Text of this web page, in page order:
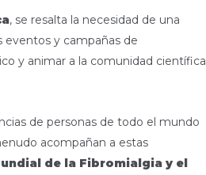
, se resalta la necesidad de una
eventos y campañas de
y animar a la comunidad científica
de personas de todo el mundo
acompañan a estas
de la Fibromialgia y el